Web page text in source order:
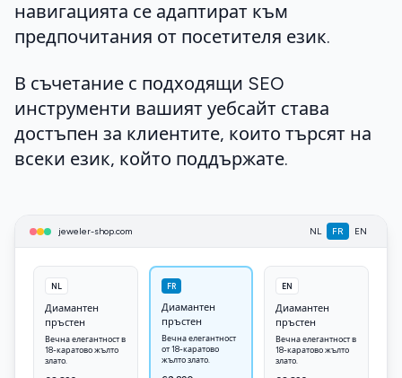
навигацията се адаптират към
предпочитания от посетителя език.
В съчетание с подходящи SEO
инструменти вашият уебсайт става
достъпен за клиентите, които търсят на
всеки език, който поддържате.
jeweler-shop.com NL FR EN
NL
Диамантен
пръстен
Вечна елегантност в
18-каратово жълто
злато.
FR
Диамантен
пръстен
Вечна елегантност
от 18-каратово
жълто злато.
EN
Диамантен
пръстен
Вечна елегантност в
18-каратово жълто
злато.